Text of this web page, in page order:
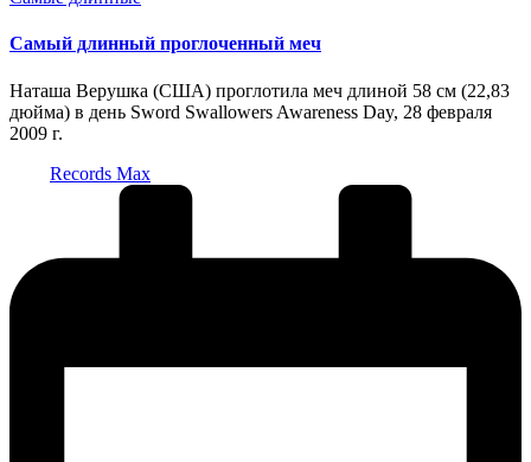
Самый длинный проглоченный меч
Наташа Верушка (США) проглотила меч длиной 58 см (22,83
дюйма) в день Sword Swallowers Awareness Day, 28 февраля
2009 г.
Records Max